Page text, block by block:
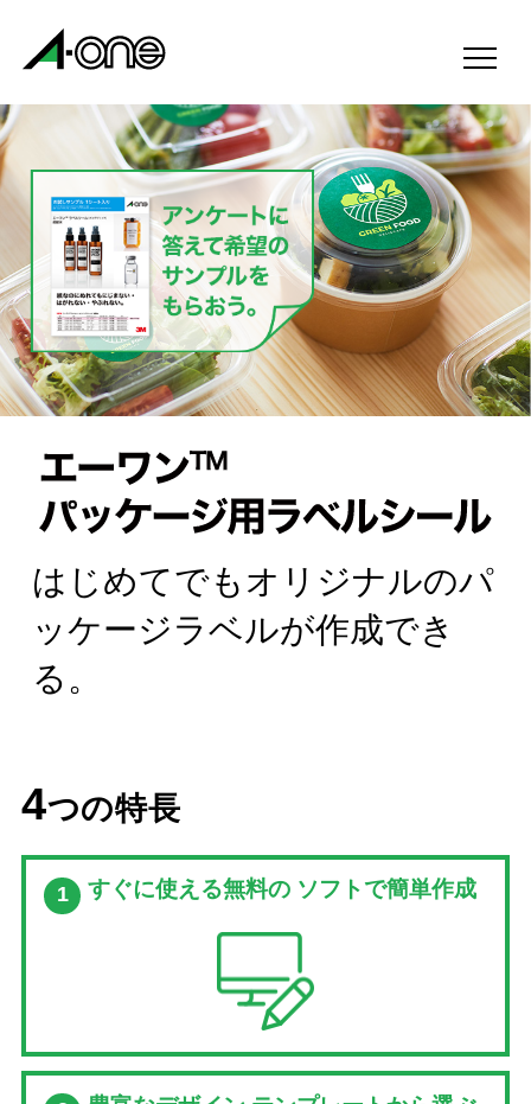
はじめてでもオリジナルのパ
ッケージラベルが作成でき
る。
4つの特長
1 すぐに使える無料の ソフトで簡単作成